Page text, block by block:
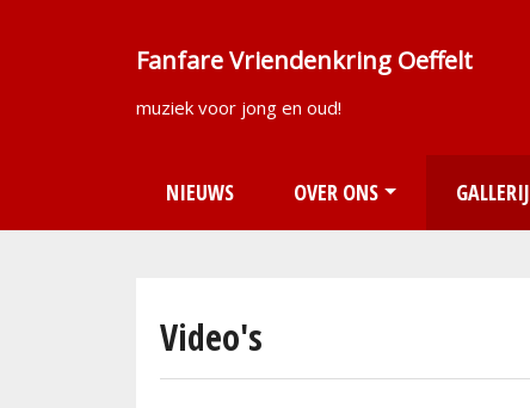
Fanfare Vriendenkring Oeffelt
muziek voor jong en oud!
NIEUWS OVER ONS GALLERIJ
Video's